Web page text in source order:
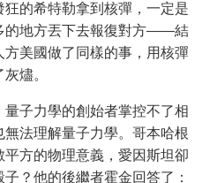
的希特勒拿到核彈，一定是
的地方丟下去報復對方——結
美國做了同樣的事，用核彈
燼。
子力學的創始者掌控不了相
法理解量子力學。哥本哈根
方的物理意義，愛因斯坦卻
？他的後繼者霍金回答了：